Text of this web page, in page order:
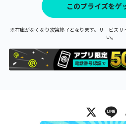
このプライズをゲ
※在庫がなくなり次第終了となります。サービスサ
い。
X